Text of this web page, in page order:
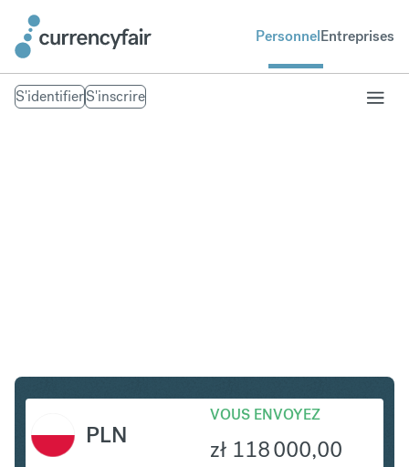
PersonnelEntreprises
S'identifierS'inscrire
PLN
VOUS ENVOYEZ
zł 118 000,00